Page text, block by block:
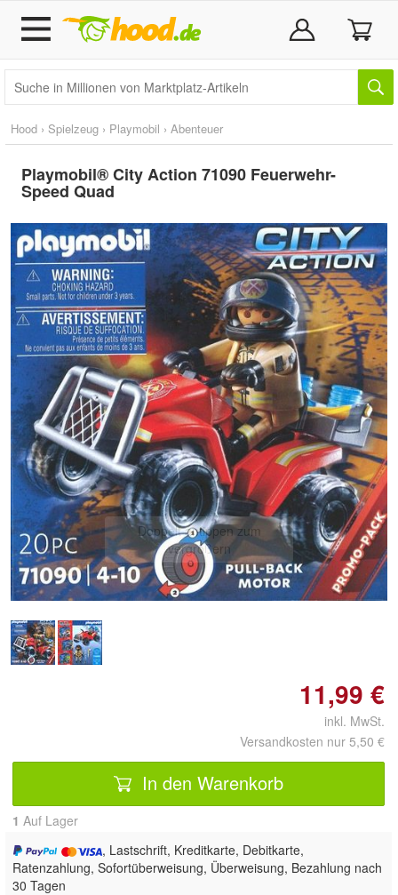
Hood › Spielzeug › Playmobil › Abenteuer
Playmobil® City Action 71090 Feuerwehr-
Speed Quad
Doppelt antippen zum
vergrößern
11,99 €
inkl. MwSt.
Versandkosten nur 5,50 €
In den Warenkorb
1 Auf Lager
, Lastschrift, Kreditkarte, Debitkarte,
Ratenzahlung, Sofortüberweisung, Überweisung, Bezahlung nach
30 Tagen